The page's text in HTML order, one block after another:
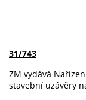
31/743
ZM vydává
stavební uzávěry